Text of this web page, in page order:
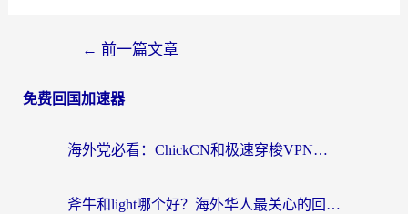
← 前一篇文章
免费回国加速器
海外党必看：ChickCN和极速穿梭VPN好用吗？3招教你选对回国加速器无缝刷国内资源
斧牛和light哪个好？海外华人最关心的回国加速器选择难题，一篇讲透